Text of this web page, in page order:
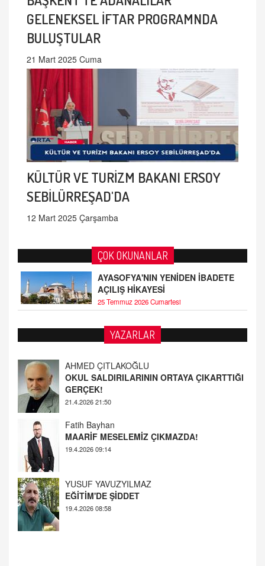
GELENEKSEL İFTAR PROGRAMNDA
BULUŞTULAR
21 Mart 2025 Cuma
KÜLTÜR VE TURİZM BAKANI ERSOY
SEBİLÜRREŞAD'DA
12 Mart 2025 Çarşamba
ÇOK OKUNANLAR
AYASOFYA'NIN YENİDEN İBADETE
AÇILIŞ HİKAYESİ
25 Temmuz 2026 Cumartesi
YAZARLAR
Fatih Bayhan
MAARİF MESELEMİZ ÇIKMAZDA!
19.4.2026 09:14
YUSUF YAVUZYILMAZ
EĞİTİM'DE ŞİDDET
19.4.2026 08:58
AHMED ÇITLAKOĞLU
OKUL SALDIRILARININ ORTAYA ÇIKARTTIĞI
GERÇEK!